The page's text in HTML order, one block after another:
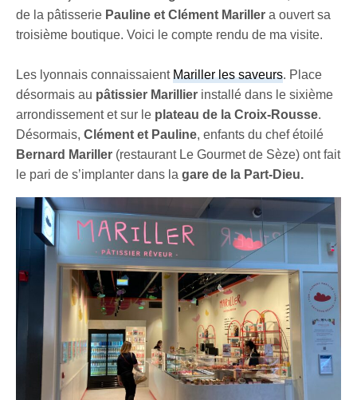
de la pâtisserie Pauline et Clément Marillera ouvert sa
troisième boutique. Voici le compte rendu de ma visite.
Les lyonnais connaissaientMariller les saveurs. Place
désormais au pâtissier Marillier installé dans le sixième
arrondissement et sur le plateau de la Croix-Rousse.
Désormais,Clément et Pauline, enfants du chef étoilé
Bernard Mariller (restaurant Le Gourmet de Sèze) ont fait
le pari de s’implanter dans lagare de la Part-Dieu.